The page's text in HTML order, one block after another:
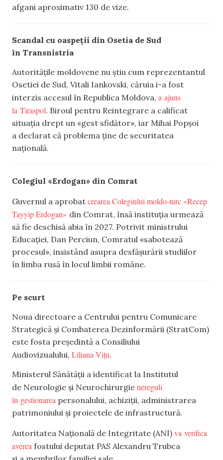
afgani aproximativ 130 de vize.
Scandal cu oaspeții din Osetia de Sud
în Transnistria
Autoritățile moldovene nu știu cum reprezentantul
Osetiei de Sud, Vitali Iankovski, căruia i-a fost
interzis accesul în Republica Moldova, a ajuns
la Tiraspol. Biroul pentru Reintegrare a calificat
situația drept un «gest sfidător», iar Mihai Popșoi
a declarat că problema ține de securitatea
națională.
Colegiul «Erdogan» din Comrat
Guvernul a aprobat crearea Colegiului moldo-turc «Recep
Tayyip Erdogan» din Comrat, însă instituția urmează
să fie deschisă abia în 2027. Potrivit ministrului
Educației, Dan Perciun, Comratul «sabotează
procesul», insistând asupra desfășurării studiilor
în limba rusă în locul limbii române.
Pe scurt
Noua directoare a Centrului pentru Comunicare
Strategică și Combaterea Dezinformării (StratCom)
este fosta președintă a Consiliului
Audiovizualului, Liliana Vițu.
Ministerul Sănătății a identificat la Institutul
de Neurologie și Neurochirurgie nereguli
în gestionarea personalului, achiziții, administrarea
patrimoniului și proiectele de infrastructură.
Autoritatea Națională de Integritate (ANI) va verifica
averea fostului deputat PAS Alexandru Trubca